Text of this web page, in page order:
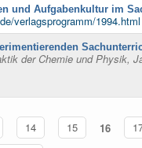
und Aufgabenkultur im
verlagsprogramm/1994.html
der Chemie und Physik,
14 15 16